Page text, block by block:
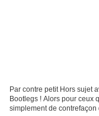
Par contre petit Hors sujet
Bootlegs ! Alors pour ceux
simplement de